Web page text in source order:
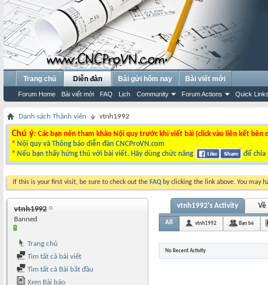
Trang chủ Diễn đàn
Forum Home Bài viết mới FAQ Lịch Community Forum Actions Quick Links
Bài gửi hôm nay Bài viết mới
Danh sách Thành viên vtnh1992
Chú ý: Các bạn nên tham khảo Nội quy trước khi viết bài (click vào liên kết bên
* Nội quy và Thông báo diễn đàn CNCProVN.com
* Nếu bạn thấy hứng thú với bài viết. Hãy dùng chức năng để chia
If this is your first visit, be sure to check out the FAQ by clicking the link above. You may
vtnh1992
Banned
Trang chủ
Tìm tất cả bài viết
Tìm tất cả Bài bắt đầu
Xem Bài báo
vtnh1992's Activity
All vtnh1992 Bạn bè
No Recent Activity